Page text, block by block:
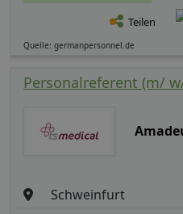
Teilen
Quelle: germanpersonnel.de
Personalreferent (m/
Schweinfurt